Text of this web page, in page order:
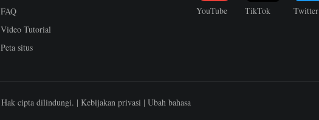
FAQ
Video Tutorial
Peta situs
YouTube TikTok Twitter
Hak cipta dilindungi. | Kebijakan privasi | Ubah bahasa